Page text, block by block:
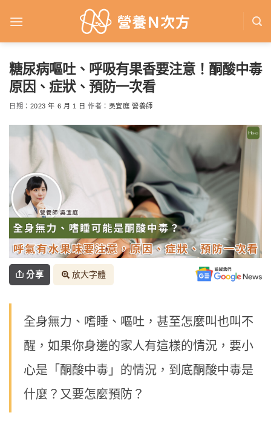
糖尿病嘔吐、呼吸有果香要注意！酮酸中毒
原因、症狀、預防一次看
日期： 2023 年 6 月 1 日 作者： 吳宜庭 營養師
分享 放大字體
全身無力、嗜睡、嘔吐，甚至怎麼叫也叫不
醒，如果你身邊的家人有這樣的情況，要小
心是「酮酸中毒」的情況，到底酮酸中毒是
什麼？又要怎麼預防？